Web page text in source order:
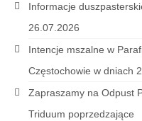
Wigilia
Odpust 2024
Bierzmowanie
Informacje
26.07.2026
Intencje mszalne w
Częstochowie w dniach
Zapraszamy na Odpust
Triduum poprzedzające